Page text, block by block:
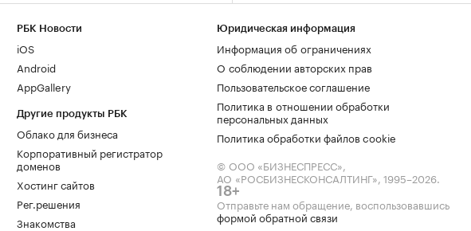
РБК Новости
iOS
Android
AppGallery
Другие продукты РБК
Облако для бизнеса
Корпоративный регистратор
доменов
Хостинг сайтов
Рег.решения
Знакомства
Юридическая информация
Информация об ограничениях
О соблюдении авторских прав
Пользовательское соглашение
Политика в отношении обработки
персональных данных
Политика обработки файлов cookie
© ООО «БИЗНЕСПРЕСС»,
АО «РОСБИЗНЕСКОНСАЛТИНГ», 1995–2026.
18+
Отправьте нам обращение, воспользовавшись
формой обратной связи